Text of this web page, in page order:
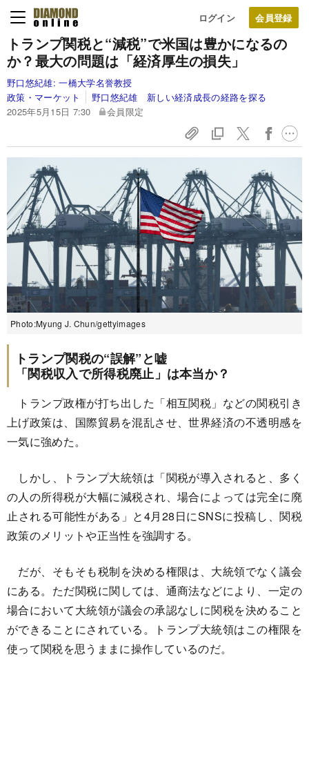
ログイン
トランプ関税と“減税”で米国は豊かになるの
か？最大の問題は「経済厚生の損失」
野口悠紀雄:一橋大学名誉教授
政策・マーケット
野口悠紀雄 新しい経済成長の経路を探る
2025年5月15日 7:30
会員限定
Photo:Myung J. Chun/gettyimages
トランプ関税の“誤解”と嘘
「関税収入で所得税廃止」は本当か？
トランプ政権が打ち出した「相互関税」などの関税引き
上げ政策は、国際貿易を混乱させ、世界経済の不透明感を
一気に強めた。
しかし、トランプ大統領は「関税が導入されると、多く
の人の所得税が大幅に減税され、場合によっては完全に廃
止される可能性がある」と4月28日にSNSに投稿し、関税
政策のメリットや正当性を強調する。
だが、そもそも税制を決める権限は、大統領でなく議会
にある。ただ関税に関しては、通商法などにより、一定の
場合において大統領が議会の承認なしに関税を決めること
ができることにされている。トランプ大統領はこの権限を
使って関税を思うままに操作しているのだ。